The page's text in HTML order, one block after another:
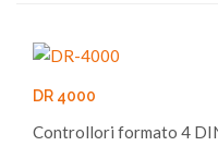
DR 4000
Controllori formato 4